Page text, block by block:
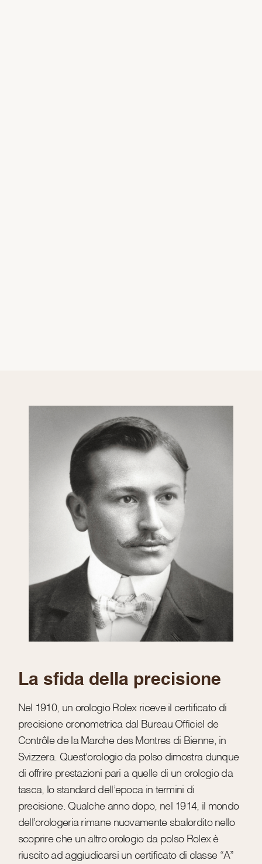
La sfida della precisione
Nel 1910, un orologio Rolex riceve il certificato di
precisione cronometrica dal Bureau Officiel de
Contrôle de la Marche des Montres di Bienne, in
Svizzera. Quest’orologio da polso dimostra dunque
di offrire prestazioni pari a quelle di un orologio da
tasca, lo standard dell’epoca in termini di
precisione. Qualche anno dopo, nel 1914, il mondo
dell’orologeria rimane nuovamente sbalordito nello
scoprire che un altro orologio da polso Rolex è
riuscito ad aggiudicarsi un certificato di classe “A”